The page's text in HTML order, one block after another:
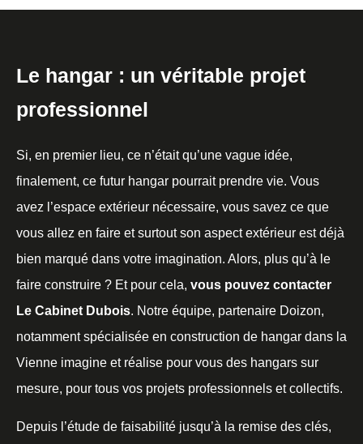
Le hangar : un véritable projet
professionnel
Si, en premier lieu, ce n’était qu’une vague idée,
finalement, ce futur hangar pourrait prendre vie. Vous
avez l’espace extérieur nécessaire, vous savez ce que
vous allez en faire et surtout son aspect extérieur est déjà
bien marqué dans votre imagination. Alors, plus qu’à le
faire construire ? Et pour cela, vous pouvez contacter
Le Cabinet Dubois. Notre équipe, partenaire Doizon,
notamment spécialisée en construction de hangar dans la
Vienne imagine et réalise pour vous des hangars sur
mesure, pour tous vos projets professionnels et collectifs.
Depuis l’étude de faisabilité jusqu’à la remise des clés,